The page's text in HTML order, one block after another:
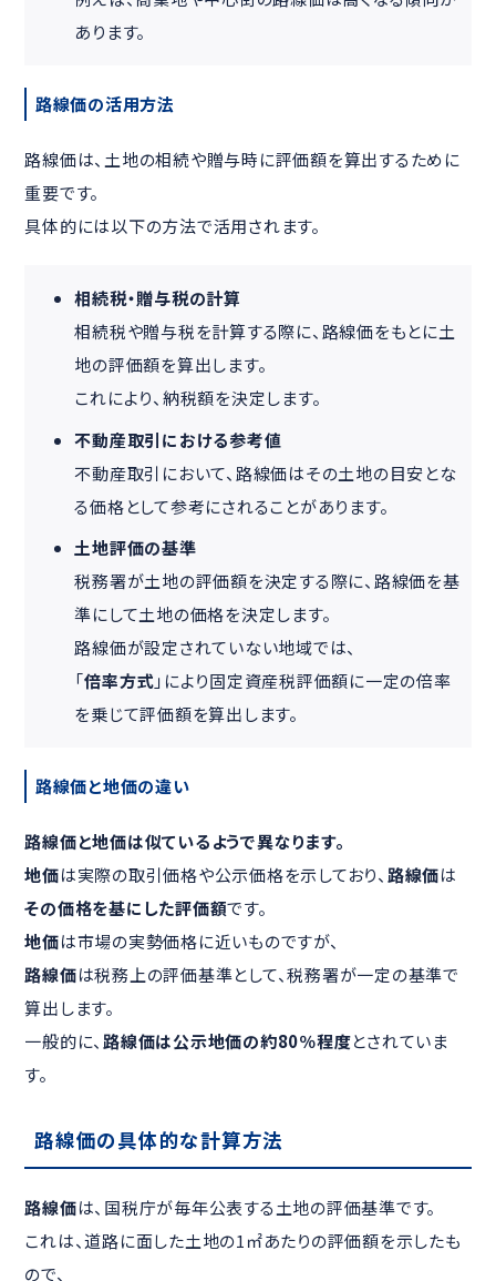
あります。
路線価の活用方法
路線価は、土地の相続や贈与時に評価額を算出するために
重要です。
具体的には以下の方法で活用されます。
相続税・贈与税の計算
相続税や贈与税を計算する際に、路線価をもとに土
地の評価額を算出します。
これにより、納税額を決定します。
不動産取引における参考値
不動産取引において、路線価はその土地の目安とな
る価格として参考にされることがあります。
土地評価の基準
税務署が土地の評価額を決定する際に、路線価を基
準にして土地の価格を決定します。
路線価が設定されていない地域では、
「倍率方式」により固定資産税評価額に一定の倍率
を乗じて評価額を算出します。
路線価と地価の違い
路線価と地価は似ているようで異なります。
地価は実際の取引価格や公示価格を示しており、 路線価は
その価格を基にした評価額です。
地価は市場の実勢価格に近いものですが、
路線価は税務上の評価基準として、税務署が一定の基準で
算出します。
一般的に、 路線価は公示地価の約80％程度とされていま
す。
路線価の具体的な計算方法
路線価は、国税庁が毎年公表する土地の評価基準です。
これは、道路に面した土地の1㎡あたりの評価額を示したも
ので、